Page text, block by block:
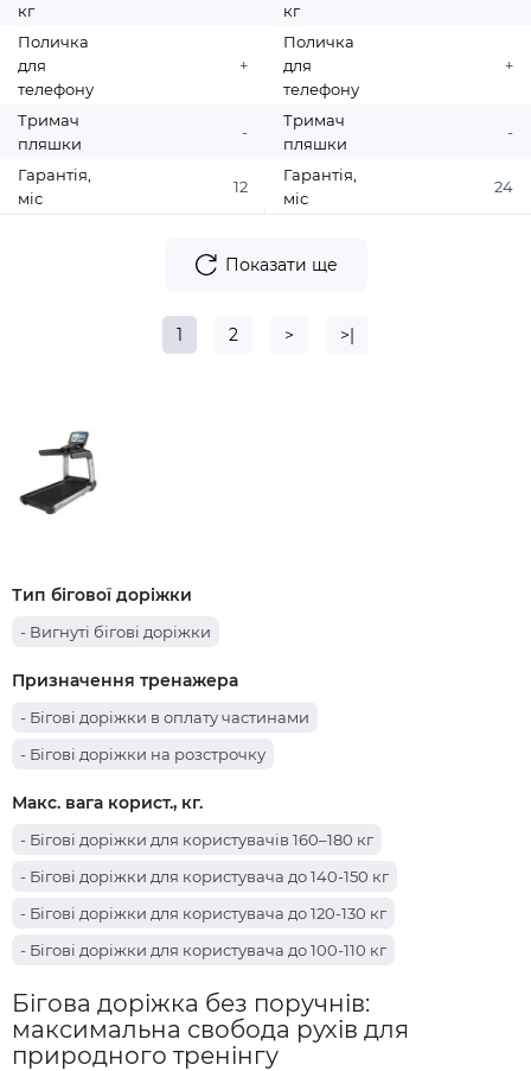
кг
Поличка
для
телефону
+
Тримач
пляшки
-
Гарантія,
міс
12
кг
Поличка
для
телефону
+
Тримач
пляшки
-
Гарантія,
міс
24
Показати ще
1 2 > >|
Тип бігової доріжки
- Вигнуті бігові доріжки
Призначення тренажера
- Бігові доріжки в оплату частинами
- Бігові доріжки на розстрочку
Макс. вага корист., кг.
- Бігові доріжки для користувачів 160–180 кг
- Бігові доріжки для користувача до 140-150 кг
- Бігові доріжки для користувача до 120-130 кг
- Бігові доріжки для користувача до 100-110 кг
Бігова доріжка без поручнів:
максимальна свобода рухів для
природного тренінгу